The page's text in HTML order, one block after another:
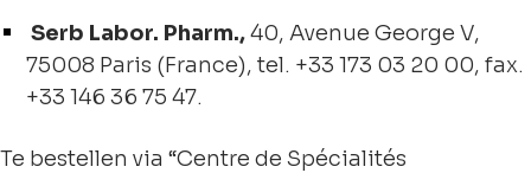
Serb Labor. Pharm.,40, Avenue George V,
75008 Paris (France), tel. +33 173 03 20 00, fax.
+33 146 36 75 47.
Te bestellen via “Centre de Spécialités